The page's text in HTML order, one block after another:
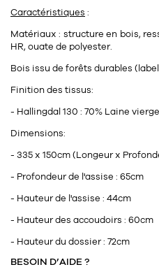
Caractéristiques :
Matériaux : structure en bois,
HR, ouate de polyester.
Bois issu de forêts durables
Finition des tissus:
- Hallingdal 130 : 70% Laine
Dimensions:
- 335 x 150cm (Longeur x
- Profondeur de l'assise : 65cm
- Hauteur de l'assise : 44cm
- Hauteur des accoudoirs : 60cm
- Hauteur du dossier : 72cm
BESOIN D’AIDE ?